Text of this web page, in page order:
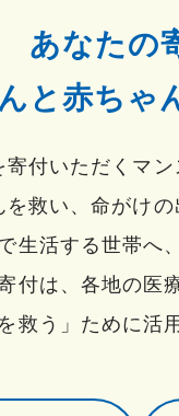
あなたの
と赤ちゃ
付いただくマ
救い、命がけ
生活する世帯へ
付は、各地の医
救う」ために活